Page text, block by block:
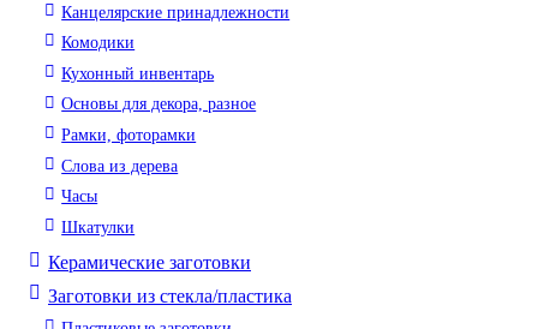
Канцелярские принадлежности
Комодики
Кухонный инвентарь
Основы для декора, разное
Рамки, фоторамки
Слова из дерева
Часы
Шкатулки
Керамические заготовки
Заготовки из стекла/пластика